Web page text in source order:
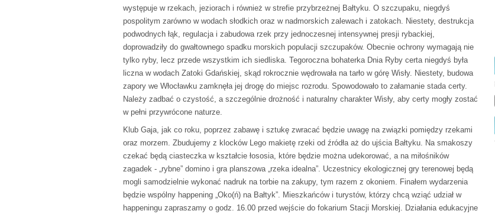
występuje w rzekach, jeziorach i również w strefie przybrzeżnej Bałtyku. O szczupaku, niegdyś
pospolitym zarówno w wodach słodkich oraz w nadmorskich zalewach i zatokach. Niestety, destrukcja
podwodnych łąk, regulacja i zabudowa rzek przy jednoczesnej intensywnej presji rybackiej,
doprowadziły do gwałtownego spadku morskich populacji szczupaków. Obecnie ochrony wymagają nie
tylko ryby, lecz przede wszystkim ich siedliska. Tegoroczna bohaterka Dnia Ryby certa niegdyś była
liczna w wodach Zatoki Gdańskiej, skąd rokrocznie wędrowała na tarło w górę Wisły. Niestety, budowa
zapory we Włocławku zamknęła jej drogę do miejsc rozrodu. Spowodowało to załamanie stada certy.
Należy zadbać o czystość, a szczególnie drożność i naturalny charakter Wisły, aby certy mogły zostać
w pełni przywrócone naturze.
Klub Gaja, jak co roku, poprzez zabawę i sztukę zwracać będzie uwagę na związki pomiędzy rzekami
oraz morzem. Zbudujemy z klocków Lego makietę rzeki od źródła aż do ujścia Bałtyku. Na smakoszy
czekać będą ciasteczka w kształcie łososia, które będzie można udekorować, a na miłośników
zagadek - „rybne” domino i gra planszowa „rzeka idealna”. Uczestnicy ekologicznej gry terenowej będą
mogli samodzielnie wykonać nadruk na torbie na zakupy, tym razem z okoniem. Finałem wydarzenia
będzie wspólny happening „Oko(ń) na Bałtyk”. Mieszkańców i turystów, którzy chcą wziąć udział w
happeningu zapraszamy o godz. 16.00 przed wejście do fokarium Stacji Morskiej. Działania edukacyjne